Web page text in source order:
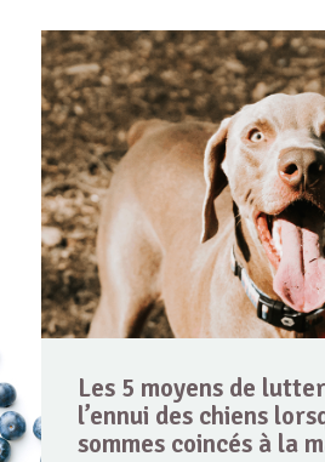
Les 5 moyens de
l’ennui des chiens
sommes coincés à la